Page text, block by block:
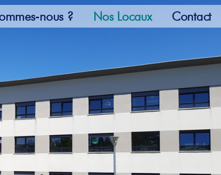
nous ? Nos Locaux Contact